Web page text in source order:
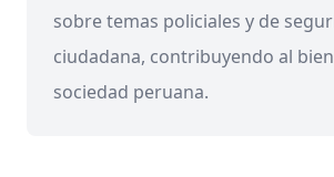
sobre temas policiales y de
ciudadana, contribuyendo al
sociedad peruana.